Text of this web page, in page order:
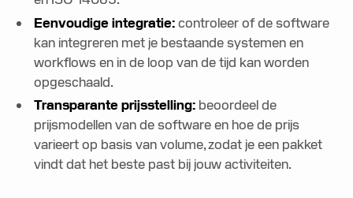
Eenvoudige integratie:controleer of de software
kan integreren met je bestaande systemen en
workflows en in de loop van de tijd kan worden
opgeschaald.
Transparante prijsstelling: beoordeel de
prijsmodellen van de software en hoe de prijs
varieert op basis van volume, zodat je een pakket
vindt dat het beste past bij jouw activiteiten.